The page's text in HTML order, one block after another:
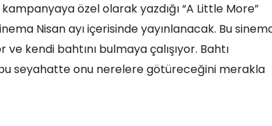
özel olarak yazdığı “A Little More”
Nisan ayı içerisinde yayınlanacak. Bu
kendi bahtını bulmaya çalışıyor. Bahtı
seyahatte onu nerelere götüreceğini merakla